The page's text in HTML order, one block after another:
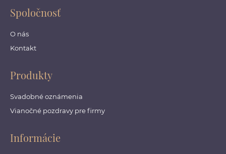
Spoločnosť
O nás
Kontakt
Produkty
Svadobné oznámenia
Vianočné pozdravy pre firmy
Informácie